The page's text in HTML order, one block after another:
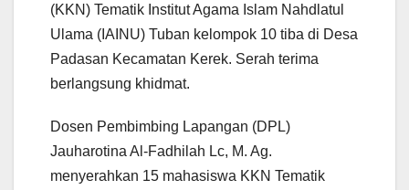
(KKN) Tematik Institut Agama Islam Nahdlatul
Ulama (IAINU) Tuban kelompok 10 tiba di Desa
Padasan Kecamatan Kerek. Serah terima
berlangsung khidmat.
Dosen Pembimbing Lapangan (DPL)
Jauharotina Al-Fadhilah Lc, M. Ag.
menyerahkan 15 mahasiswa KKN Tematik